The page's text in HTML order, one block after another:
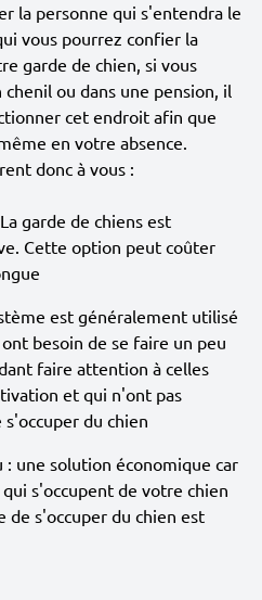
la personne qui s'entendra le
vous pourrez confier la
garde de chien, si vous
ou dans une pension, il
cet endroit afin que
en votre absence.
donc à vous :
garde de chiens est
Cette option peut coûter
est généralement utilisé
besoin de se faire un peu
faire attention à celles
et qui n'ont pas
du chien
une solution économique car
s'occupent de votre chien
de s'occuper du chien est